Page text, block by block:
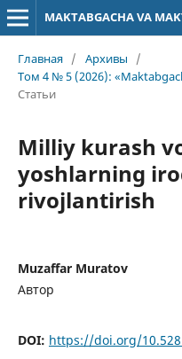
MAKTABGACHA VA
Главная / Архивы
/
Том 4 № 5 (2026):
Статьи
Milliy kurash
yoshlarning
rivojlantirish
Muzaffar Muratov
Автор
DOI: https://doi.org/